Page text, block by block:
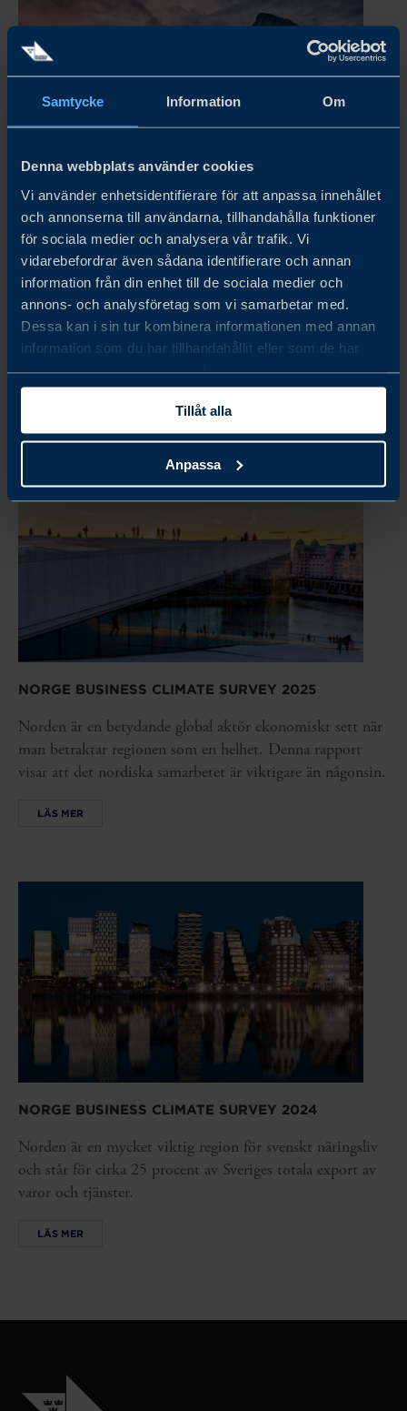
Samtycke Information Om
Denna webbplats använder cookies
Vi använder enhetsidentifierare för att anpassa innehållet
och annonserna till användarna, tillhandahålla funktioner
för sociala medier och analysera vår trafik. Vi
vidarebefordrar även sådana identifierare och annan
information från din enhet till de sociala medier och
annons- och analysföretag som vi samarbetar med.
Dessa kan i sin tur kombinera informationen med annan
information som du har tillhandahållit eller som de har
samlat in när du har använt deras tjänster.
Tillåt alla
Anpassa
NORGE BUSINESS CLIMATE SURVEY 2026
Årets undersökning visar att svenska företag i Norge
fortsätter att uppvisa stabila finansiella resultat, även om
framtidsutsikterna blivit något mer försiktiga jämfört
med tidigare år. Även om förväntningarna på
omsättningstillväxt och...
NORGE BUSINESS CLIMATE SURVEY 2025
Norden är en betydande global aktör ekonomiskt sett när
man betraktar regionen som en helhet. Denna rapport
visar att det nordiska samarbetet är viktigare än någonsin.
LÄS MER
NORGE BUSINESS CLIMATE SURVEY 2024
Norden är en mycket viktig region för svenskt näringsliv
och står för cirka 25 procent av Sveriges totala export av
varor och tjänster.
LÄS MER